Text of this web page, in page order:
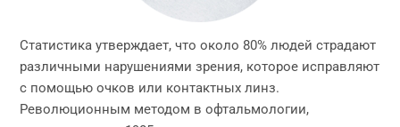
Статистика утверждает, что около 80% людей страдают
различными нарушениями зрения, которое исправляют
с помощью очков или контактных линз.
Революционным методом в офтальмологии,